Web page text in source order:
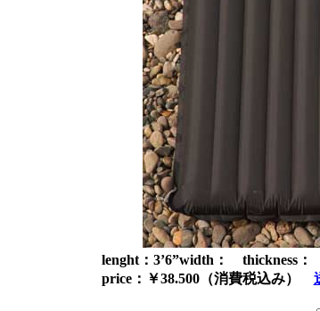
lenght：3’6”width： thickness：
price：￥38.500（消費税込み）